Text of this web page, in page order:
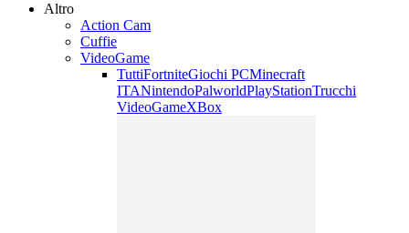
Altro
Action Cam
Cuffie
VideoGame
TuttiFortniteGiochi PCMinecraft
ITANintendoPalworldPlayStationTrucchi
VideoGameXBox